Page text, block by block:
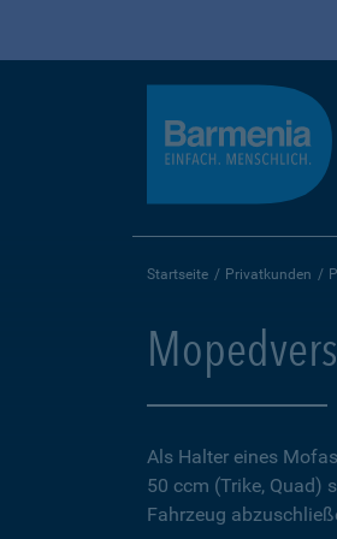
Startseite Privatkunden
Als Halter eines
50 ccm (Trike, Quad)
Fahrzeug